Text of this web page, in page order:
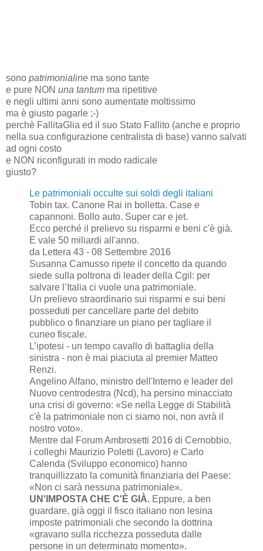
sono patrimonialine ma sono tante
e pure NON una tantum ma ripetitive
e negli ultimi anni sono aumentate moltissimo
ma è giusto pagarle ;-)
perchè FallitaGlia ed il suo Stato Fallito (anche e proprio
nella sua configurazione centralista di base) vanno salvati
ad ogni costo
e NON riconfigurati in modo radicale
giusto?
Le patrimoniali occulte sui soldi degli italiani
Tobin tax. Canone Rai in bolletta. Case e
capannoni. Bollo auto. Super car e jet.
Ecco perché il prelievo su risparmi e beni c'è già.
E vale 50 miliardi all'anno.
da Lettera 43 - 08 Settembre 2016
Susanna Camusso ripete il concetto da quando
siede sulla poltrona di leader della Cgil: per
salvare l’Italia ci vuole una patrimoniale.
Un prelievo straordinario sui risparmi e sui beni
posseduti per cancellare parte del debito
pubblico o finanziare un piano per tagliare il
cuneo fiscale.
L’ipotesi - un tempo cavallo di battaglia della
sinistra - non è mai piaciuta al premier Matteo
Renzi.
Angelino Alfano, ministro dell'Interno e leader del
Nuovo centrodestra (Ncd), ha persino minacciato
una crisi di governo: «Se nella Legge di Stabilità
c'è la patrimoniale non ci siamo noi, non avrà il
nostro voto».
Mentre dal Forum Ambrosetti 2016 di Cernobbio,
i colleghi Maurizio Poletti (Lavoro) e Carlo
Calenda (Sviluppo economico) hanno
tranquillizzato la comunità finanziaria del Paese:
«Non ci sarà nessuna patrimoniale».
UN'IMPOSTA CHE C'È GIÀ. Eppure, a ben
guardare, già oggi il fisco italiano non lesina
imposte patrimoniali che secondo la dottrina
«gravano sulla ricchezza posseduta dalle
persone in un determinato momento».